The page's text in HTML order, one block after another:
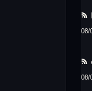
08/
08/